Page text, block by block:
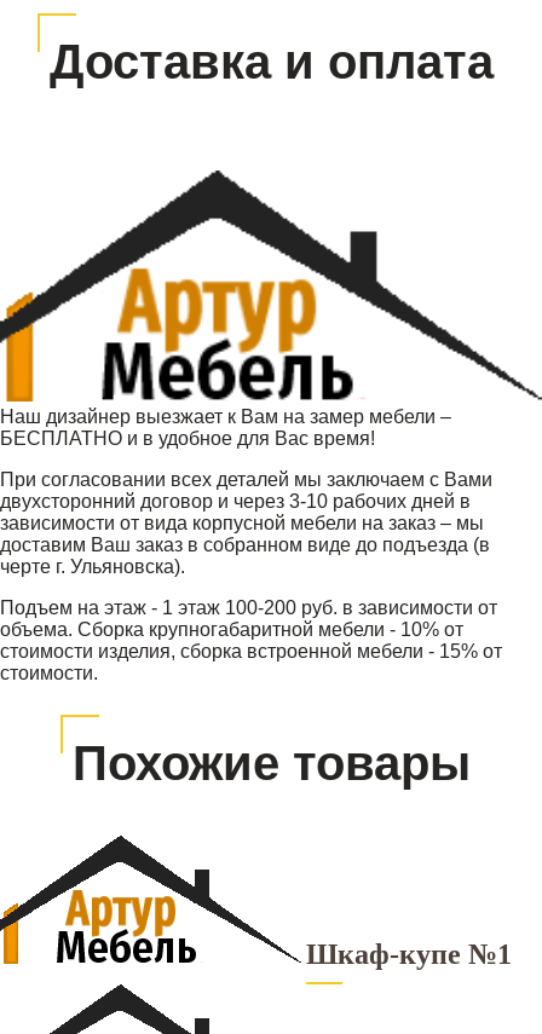
Доставка и оплата
Наш дизайнер выезжает к Вам на замер мебели –
БЕСПЛАТНО и в удобное для Вас время!
При согласовании всех деталей мы заключаем с Вами
двухсторонний договор и через 3-10 рабочих дней в
зависимости от вида корпусной мебели на заказ – мы
доставим Ваш заказ в собранном виде до подъезда (в
черте г. Ульяновска).
Подъем на этаж - 1 этаж 100-200 руб. в зависимости от
объема. Сборка крупногабаритной мебели - 10% от
стоимости изделия, сборка встроенной мебели - 15% от
стоимости.
Похожие товары
Шкаф-купе №1